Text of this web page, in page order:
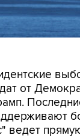
от
ведет